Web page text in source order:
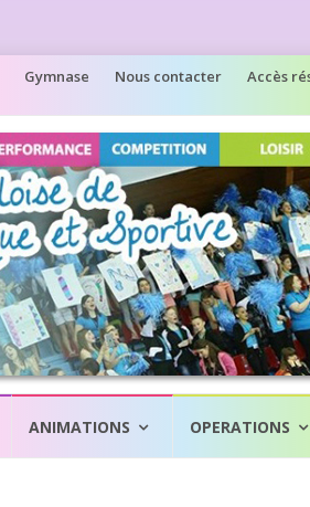
Gymnase Nous contacter Accès
ANIMATIONS OPERATIONS